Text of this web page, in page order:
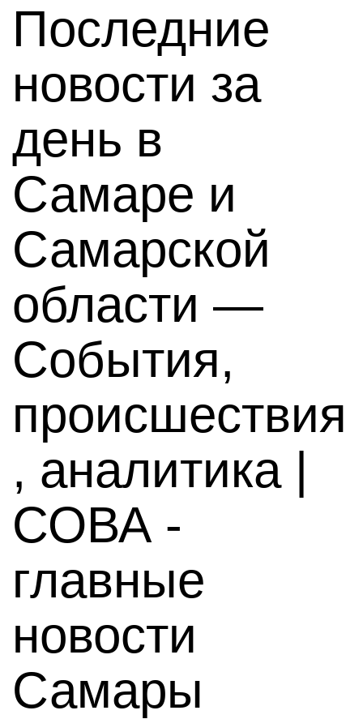
Последние
новости за
день в
Самаре и
Самарской
области —
События,
происшествия
, аналитика |
СОВА -
главные
новости
Самары